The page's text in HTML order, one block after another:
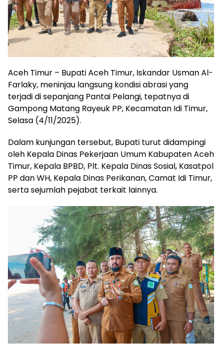
Aceh Timur – Bupati Aceh Timur, Iskandar Usman Al-
Farlaky, meninjau langsung kondisi abrasi yang
terjadi di sepanjang Pantai Pelangi, tepatnya di
Gampong Matang Rayeuk PP, Kecamatan Idi Timur,
Selasa (4/11/2025).
Dalam kunjungan tersebut, Bupati turut didampingi
oleh Kepala Dinas Pekerjaan Umum Kabupaten Aceh
Timur, Kepala BPBD, Plt. Kepala Dinas Sosial, Kasatpol
PP dan WH, Kepala Dinas Perikanan, Camat Idi Timur,
serta sejumlah pejabat terkait lainnya.